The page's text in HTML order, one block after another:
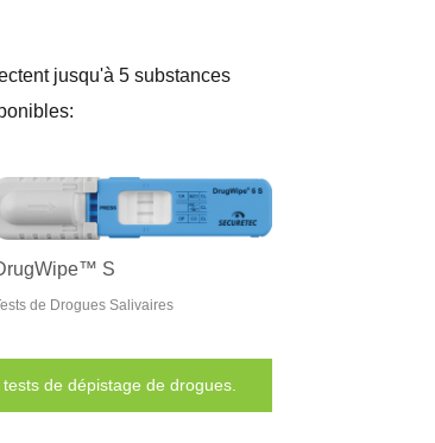
jusqu'à 5 substances
S
de Drogues Salivaires
de dépistage de drogues.